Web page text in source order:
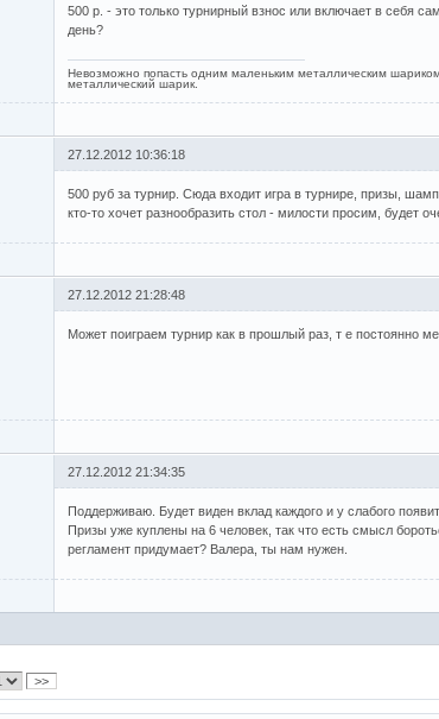
500 р. - это только турнирный взнос или включает в себя
день?
Невозможно попасть одним маленьким металлическим
металлический шарик.
27.12.2012 10:36:18
500 руб за турнир. Сюда входит игра в турнире, призы,
кто-то хочет разнообразить стол - милости просим, будет
27.12.2012 21:28:48
Может поиграем турнир как в прошлый раз, т е постоянно
27.12.2012 21:34:35
Поддерживаю. Будет виден вклад каждого и у слабого
Призы уже куплены на 6 человек, так что есть смысл
регламент придумает? Валера, ты нам нужен.
>>